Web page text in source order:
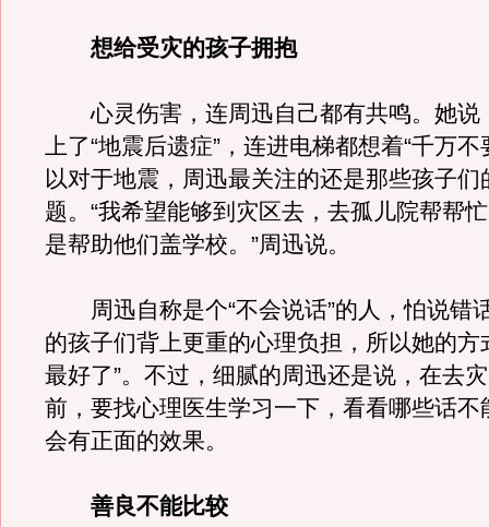
想给受灾的孩子拥抱
心灵伤害，连周迅自己都有共鸣。她说
上了“地震后遗症”，连进电梯都想着“千万不
以对于地震，周迅最关注的还是那些孩子们
题。“我希望能够到灾区去，去孤儿院帮帮
是帮助他们盖学校。”周迅说。
周迅自称是个“不会说话”的人，怕说错
的孩子们背上更重的心理负担，所以她的
最好了”。不过，细腻的周迅还是说，在去
前，要找心理医生学习一下，看看哪些话不
会有正面的效果。
善良不能比较